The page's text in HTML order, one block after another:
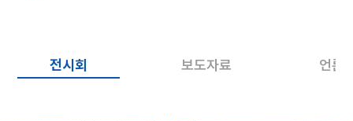
보도자료 언론
전시회